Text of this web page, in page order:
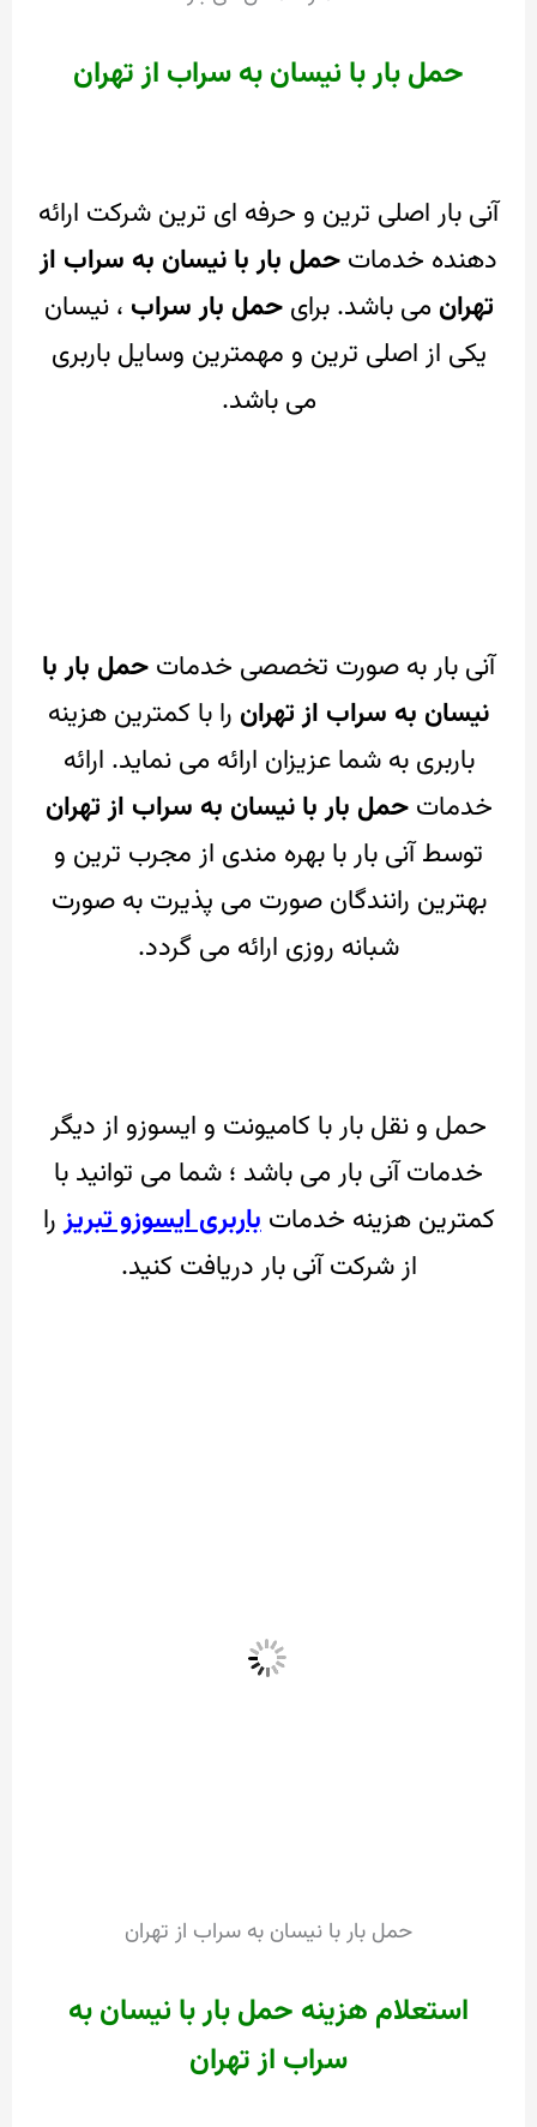
حمل بار با نیسان به سراب از تهران
آنی بار اصلی ترین و حرفه ای ترین شرکت ارائه
دهنده خدمات حمل بار با نیسان به سراب از
تهران می باشد.برایحمل بار سراب ، نیسان
یکی از اصلی ترین و مهمترین وسایل باربری
می باشد.
آنی بار به صورت تخصصی خدمات حمل بار با
نیسان به سراب از تهران را با کمترین هزینه
باربری به شما عزیزان ارائه می نماید. ارائه
خدماتحمل بار با نیسان به سراب از تهران
توسط آنی بار با بهره مندی از مجرب ترین و
بهترین رانندگان صورت می پذیرت به صورت
شبانه روزی ارائه می گردد.
حمل و نقل بار با کامیونت و ایسوزو از دیگر
خدمات آنی بار می باشد ؛ شما می توانید با
کمترین هزینه خدماتباربری ایسوزو تبریزرا
از شرکت آنی بار دریافت کنید.
حمل بار با نیسان به سراب از تهران
استعلام هزینه حمل بار با نیسان به
سراب از تهران